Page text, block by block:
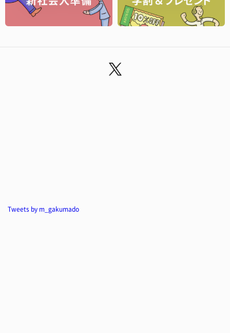
Tweets by m_gakumado